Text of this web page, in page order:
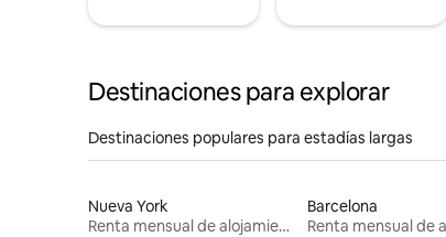
Destinaciones para explorar
Destinaciones populares para estadías largas
Nueva York
Renta mensual de alojamientos
Barcelona